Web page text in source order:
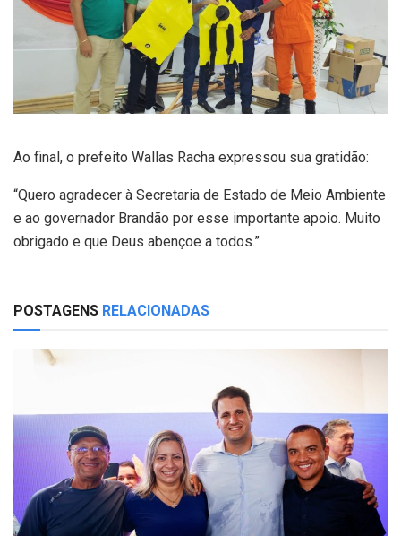
Ao final, o prefeito Wallas Racha expressou sua gratidão:
“Quero agradecer à Secretaria de Estado de Meio Ambiente
e ao governador Brandão por esse importante apoio. Muito
obrigado e que Deus abençoe a todos.”
POSTAGENS RELACIONADAS